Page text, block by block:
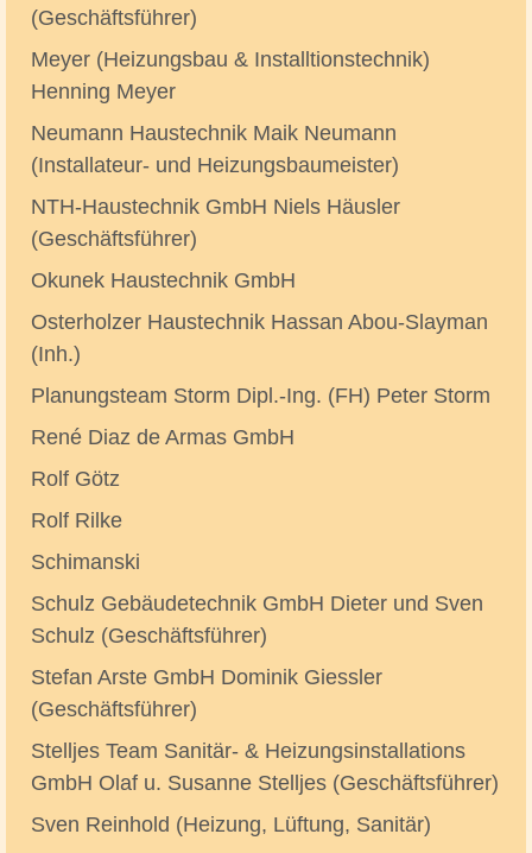
(Geschäftsführer)
Meyer (Heizungsbau & Installtionstechnik)
Henning Meyer
Neumann Haustechnik Maik Neumann
(Installateur- und Heizungsbaumeister)
NTH-Haustechnik GmbH Niels Häusler
(Geschäftsführer)
Okunek Haustechnik GmbH
Osterholzer Haustechnik Hassan Abou-Slayman
(Inh.)
Planungsteam Storm Dipl.-Ing. (FH) Peter Storm
René Diaz de Armas GmbH
Rolf Götz
Rolf Rilke
Schimanski
Schulz Gebäudetechnik GmbH Dieter und Sven
Schulz (Geschäftsführer)
Stefan Arste GmbH Dominik Giessler
(Geschäftsführer)
Stelljes Team Sanitär- & Heizungsinstallations
GmbH Olaf u. Susanne Stelljes (Geschäftsführer)
Sven Reinhold (Heizung, Lüftung, Sanitär)